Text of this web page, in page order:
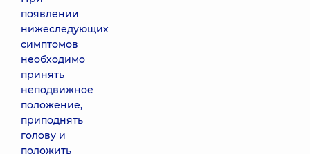
появлении
нижеследующих
симптомов
необходимо
принять
неподвижное
положение,
приподнять
голову и
положить